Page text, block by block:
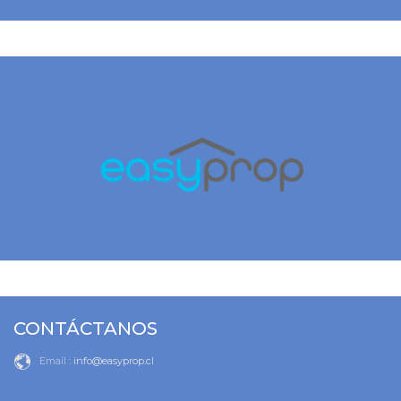
CONTÁCTANOS
Email : info@easyprop.cl